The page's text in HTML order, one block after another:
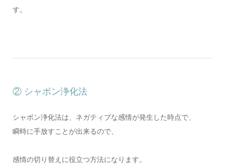
す。
② シャボン浄化法
シャボン浄化法は、ネガティブな感情が発生した時点で、
瞬時に手放すことが出来るので、
感情の切り替えに役立つ方法になります。